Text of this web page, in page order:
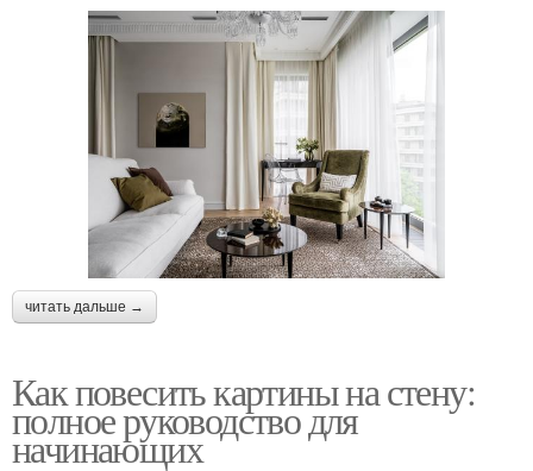
читать дальше →
Как повесить картины на стену:
полное руководство для
начинающих